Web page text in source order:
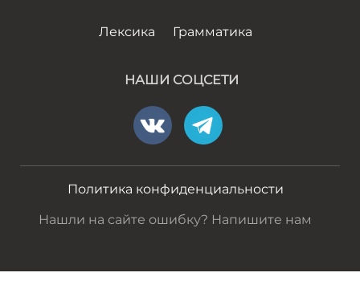
Лексика Грамматика
НАШИ СОЦСЕТИ
Политика конфиденциальности
Нашли на сайте ошибку? Напишите нам